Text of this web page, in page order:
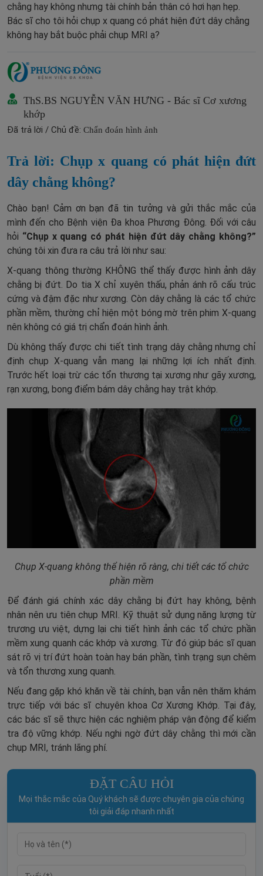
chằng hay không nhưng tài chính bản thân có hơi hạn hẹp.
Bác sĩ cho tôi hỏi chụp x quang có phát hiện đứt dây chằng
không hay bắt buộc phải chụp MRI ạ?
ThS.BS NGUYỄN VĂN HƯNG - Bác sĩ Cơ xương
khớp
Đã trả lời / Chủ đề: Chẩn đoán hình ảnh
Trả lời: Chụp x quang có phát hiện đứt
dây chằng không?
Chào bạn! Cảm ơn bạn đã tin tưởng và gửi thắc mắc của
mình đến cho Bệnh viện Đa khoa Phương Đông. Đối với câu
hỏi “Chụp x quang có phát hiện đứt dây chằng không?”
chúng tôi xin đưa ra câu trả lời như sau:
X-quang thông thường KHÔNG thể thấy được hình ảnh dây
chằng bị đứt. Do tia X chỉ xuyên thấu, phản ánh rõ cấu trúc
cứng và đậm đặc như xương. Còn dây chằng là các tổ chức
phần mềm, thường chỉ hiện một bóng mờ trên phim X-quang
nên không có giá trị chẩn đoán hình ảnh.
Dù không thấy được chi tiết tình trạng dây chằng nhưng chỉ
định chụp X-quang vẫn mang lại những lợi ích nhất định.
Trước hết loại trừ các tổn thương tại xương như gãy xương,
rạn xương, bong điểm bám dây chằng hay trật khớp.
Chụp X-quang không thể hiện rõ ràng, chi tiết các tổ chức
phần mềm
Để đánh giá chính xác dây chằng bị đứt hay không, bệnh
nhân nên ưu tiên chụp MRI. Kỹ thuật sử dụng năng lượng từ
trương ưu việt, dựng lại chi tiết hình ảnh các tổ chức phần
mềm xung quanh các khớp và xương. Từ đó giúp bác sĩ quan
sát rõ vị trí đứt hoàn toàn hay bán phần, tình trạng sụn chêm
và tổn thương xung quanh.
Nếu đang gặp khó khăn về tài chính, bạn vẫn nên thăm khám
trực tiếp với bác sĩ chuyên khoa Cơ Xương Khớp. Tại đây,
các bác sĩ sẽ thực hiện các nghiệm pháp vận động để kiểm
tra độ vững khớp. Nếu nghi ngờ đứt dây chằng thì mới cần
chụp MRI, tránh lãng phí.
ĐẶT CÂU HỎI
Mọi thắc mắc của Quý khách sẽ được chuyên gia của chúng
tôi giải đáp nhanh nhất